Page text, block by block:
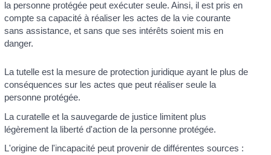
la personne protégée peut exécuter seule. Ainsi, il est pris en
compte sa capacité à réaliser les actes de la vie courante
sans assistance, et sans que ses intérêts soient mis en
danger.
La tutelle est la mesure de protection juridique ayant le plus de
conséquences sur les actes que peut réaliser seule la
personne protégée.
La curatelle et la sauvegarde de justice limitent plus
légèrement la liberté d'action de la personne protégée.
L'origine de l'incapacité peut provenir de différentes sources :